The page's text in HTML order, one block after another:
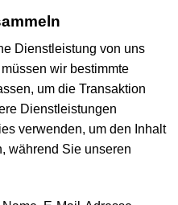
Dienstleistung von uns
wir bestimmte
um die Transaktion
Dienstleistungen
verwenden, um den Inhalt
während Sie unseren